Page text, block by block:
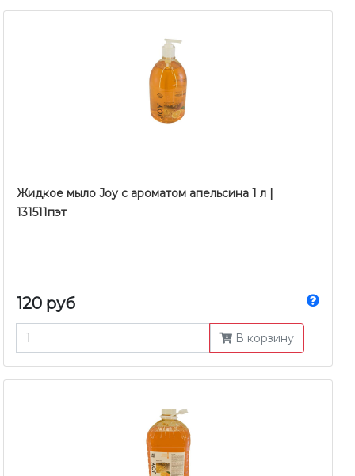
Жидкое мыло Joy c ароматом апельсина 1 л |
131511пэт
120 руб
В корзину